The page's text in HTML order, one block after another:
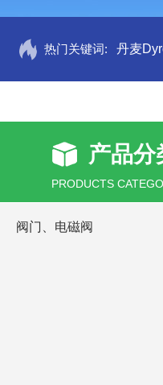
热门关键词: 丹麦
产品分
PRODUCTS
阀门、电磁阀